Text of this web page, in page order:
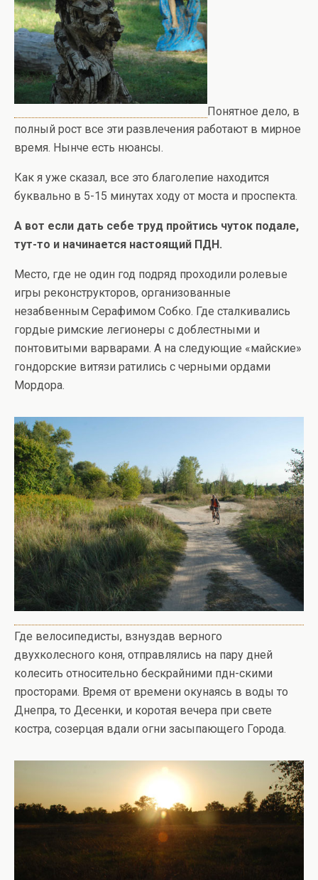
Понятное дело, в
полный рост все эти развлечения работают в мирное
время. Нынче есть нюансы.
Как я уже сказал, все это благолепие находится
буквально в 5-15 минутах ходу от моста и проспекта.
А вот если дать себе труд пройтись чуток подале,
тут-то и начинается настоящий ПДН.
Место, где не один год подряд проходили ролевые
игры реконструкторов, организованные
незабвенным Серафимом Собко. Где сталкивались
гордые римские легионеры с доблестными и
понтовитыми варварами. А на следующие «майские»
гондорские витязи ратились с черными ордами
Мордора.
Где велосипедисты, взнуздав верного
двухколесного коня, отправлялись на пару дней
колесить относительно бескрайними пдн-скими
просторами. Время от времени окунаясь в воды то
Днепра, то Десенки, и коротая вечера при свете
костра, созерцая вдали огни засыпающего Города.